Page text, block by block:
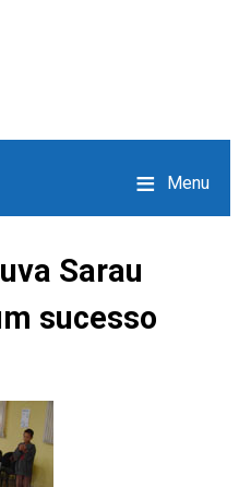
≡ Menu
Sarau
sucesso